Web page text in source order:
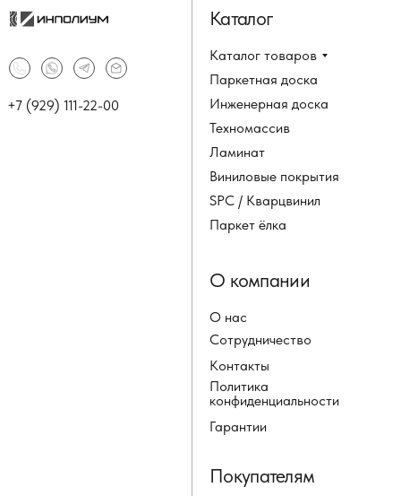
Каталог товаров
Паркетная доска
Инженерная доска
Техномассив
+7 (929) 111-22-00
Каталог
Ламинат
Виниловые покрытия
SPC / Кварцвинил
Паркет ёлка
О нас
Сотрудничество
Контакты
Политика
конфиденциальности
О компании
Покупателям
Гарантии